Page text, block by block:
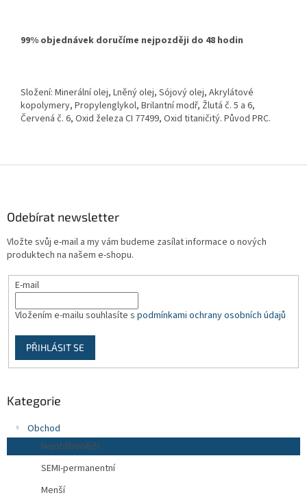
99% objednávek doručíme nejpozději do 48 hodin
Složení: Minerální olej, Lněný olej, Sójový olej, Akrylátové
kopolymery, Propylenglykol, Brilantní modř, Žlutá č. 5 a 6,
Červená č. 6, Oxid železa CI 77499, Oxid titaničitý. Původ PRC.
Odebírat newsletter
Vložte svůj e-mail a my vám budeme zasílat informace o nových
produktech na našem e-shopu.
E-mail
Vložením e-mailu souhlasíte s podmínkami ochrany osobních údajů
PŘIHLÁSIT SE
Kategorie
Obchod
Nejoblíbenější
SEMI-permanentní
Menší